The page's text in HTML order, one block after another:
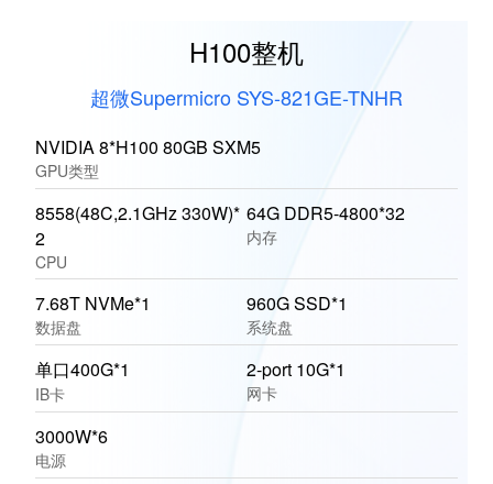
H100整机
超微Supermicro SYS-821GE-TNHR
NVIDIA 8*H100 80GB SXM5
GPU类型
8558(48C,2.1GHz 330W)*
2
CPU
64G DDR5-4800*32
内存
7.68T NVMe*1
数据盘
960G SSD*1
系统盘
单口400G*1
IB卡
2-port 10G*1
网卡
3000W*6
电源